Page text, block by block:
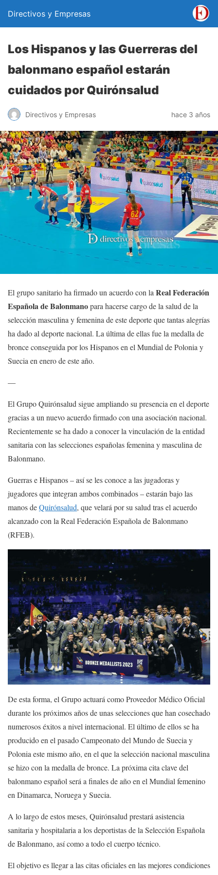
Directivos y Empresas
Los Hispanos y las Guerreras del
balonmano español estarán
cuidados por Quirónsalud
Directivos y Empresas hace 3 años
El grupo sanitario ha firmado un acuerdo con laReal Federación
Española de Balonmanopara hacerse cargo de la salud de la
selección masculina y femenina de este deporte que tantas alegrías
ha dado al deporte nacional. La última de ellas fue la medalla de
bronce conseguida por los Hispanos en el Mundial de Polonia y
Suecia en enero de este año.
—
El Grupo Quirónsalud sigue ampliando su presencia en el deporte
gracias a un nuevo acuerdo firmado con una asociación nacional.
Recientemente se ha dado a conocer la vinculación de la entidad
sanitaria con las selecciones españolas femenina y masculina de
Balonmano.
Guerras e Hispanos – así se les conoce a las jugadoras y
jugadores que integran ambos combinados – estarán bajo las
manos deQuirónsalud, que velará por su salud tras el acuerdo
alcanzado con la Real Federación Española de Balonmano
(RFEB).
De esta forma, el Grupo actuará como Proveedor Médico Oficial
durante los próximos años de unas selecciones que han cosechado
numerosos éxitos a nivel internacional. El último de ellos se ha
producido en el pasado Campeonato del Mundo de Suecia y
Polonia este mismo año, en el que la selección nacional masculina
se hizo con la medalla de bronce. La próxima cita clave del
balonmano español será a finales de año en el Mundial femenino
en Dinamarca, Noruega y Suecia.
A lo largo de estos meses, Quirónsalud prestará asistencia
sanitaria y hospitalaria a los deportistas de la Selección Española
de Balonmano, así como a todo el cuerpo técnico.
El objetivo es llegar a las citas oficiales en las mejores condiciones